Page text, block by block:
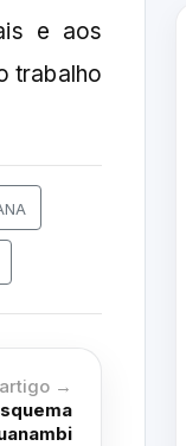
e aos
trabalho
→